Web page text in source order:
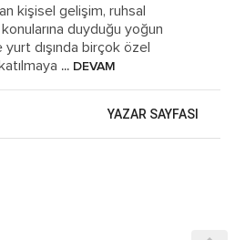
kişisel gelişim, ruhsal
duyduğu yoğun
dışında birçok özel
... DEVAM
YAZAR SAYFASI